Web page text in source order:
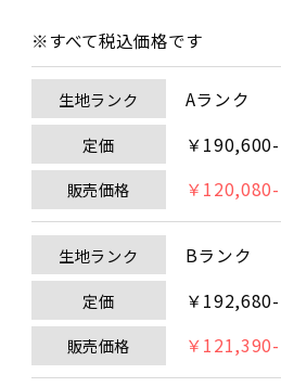
※すべて税込価格です
生地ランク Aランク
定価 ￥190,600-
販売価格 ￥120,080-
生地ランク Bランク
定価 ￥192,680-
販売価格 ￥121,390-